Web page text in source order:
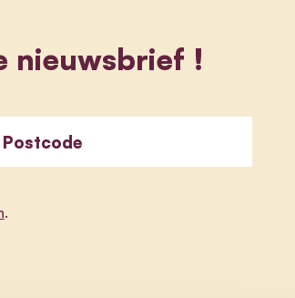
nieuwsbrief !
Postcode
.